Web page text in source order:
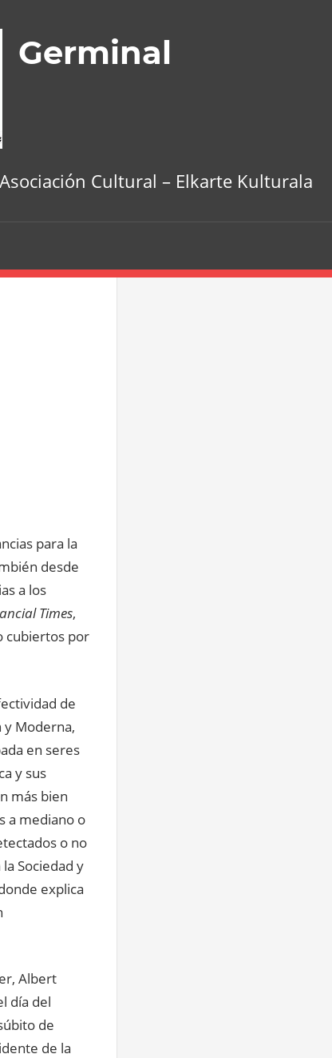
Germinal
Asociación Cultural – Elkarte Kulturala
para la
desde
a los
Times,
cubiertos por
de
y Moderna,
en seres
y sus
más bien
a mediano o
o no
Sociedad y
explica
Albert
día del
de
de la